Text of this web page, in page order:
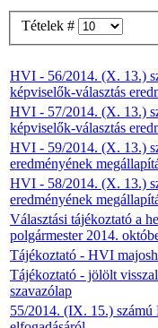
Tételek #
HVI - 56/2014. (X. 13.)
képviselők-választás
HVI - 57/2014. (X. 13.)
képviselők-választás
HVI - 59/2014. (X. 13.)
eredményének
HVI - 58/2014. (X. 13.)
eredményének
Választási tájékoztató a
polgármester 2014.
Tájékoztató - HVI
Tájékoztató - jölölt
szavazólap
55/2014. (IX. 15.) számú